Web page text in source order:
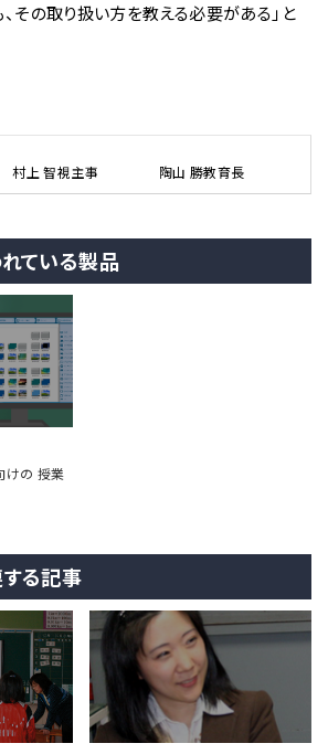
その取り扱い方を教える必要がある」と
村上 智視主事 陶山 勝教育長
ている製品
けの 授業
る記事